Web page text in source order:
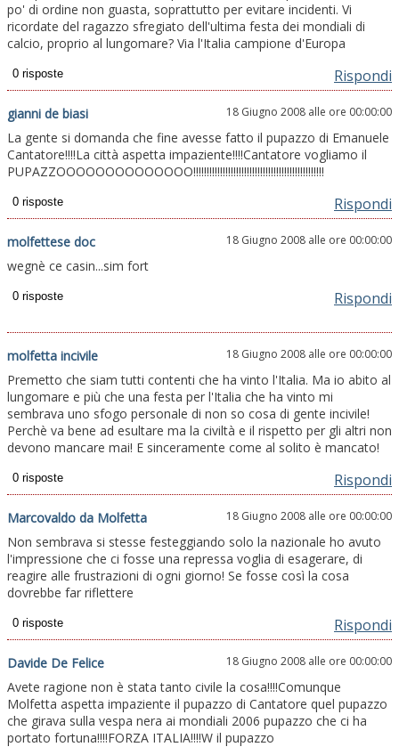
po' di ordine non guasta, soprattutto per evitare incidenti. Vi
ricordate del ragazzo sfregiato dell'ultima festa dei mondiali di
calcio, proprio al lungomare? Via l'Italia campione d'Europa
Rispondi
gianni de biasi 18 Giugno 2008 alle ore 00:00:00
La gente si domanda che fine avesse fatto il pupazzo di Emanuele
Cantatore!!!!La città aspetta impaziente!!!!Cantatore vogliamo il
PUPAZZOOOOOOOOOOOOOO!!!!!!!!!!!!!!!!!!!!!!!!!!!!!!!!!!!!!!!!!!!!!!!!!
Rispondi
molfettese doc 18 Giugno 2008 alle ore 00:00:00
wegnè ce casin...sim fort
Rispondi
molfetta incivile 18 Giugno 2008 alle ore 00:00:00
Premetto che siam tutti contenti che ha vinto l'Italia. Ma io abito al
lungomare e più che una festa per l'Italia che ha vinto mi
sembrava uno sfogo personale di non so cosa di gente incivile!
Perchè va bene ad esultare ma la civiltà e il rispetto per gli altri non
devono mancare mai! E sinceramente come al solito è mancato!
Rispondi
Marcovaldo da Molfetta 18 Giugno 2008 alle ore 00:00:00
Non sembrava si stesse festeggiando solo la nazionale ho avuto
l'impressione che ci fosse una repressa voglia di esagerare, di
reagire alle frustrazioni di ogni giorno! Se fosse così la cosa
dovrebbe far riflettere
Rispondi
Davide De Felice 18 Giugno 2008 alle ore 00:00:00
Avete ragione non è stata tanto civile la cosa!!!!Comunque
Molfetta aspetta impaziente il pupazzo di Cantatore quel pupazzo
che girava sulla vespa nera ai mondiali 2006 pupazzo che ci ha
portato fortuna!!!!FORZA ITALIA!!!!W il pupazzo